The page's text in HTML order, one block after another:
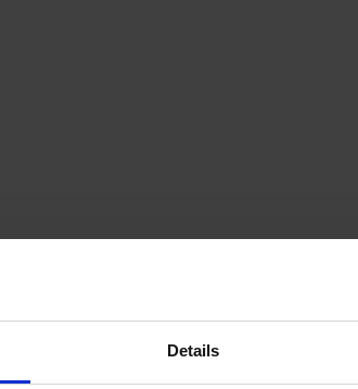
Details